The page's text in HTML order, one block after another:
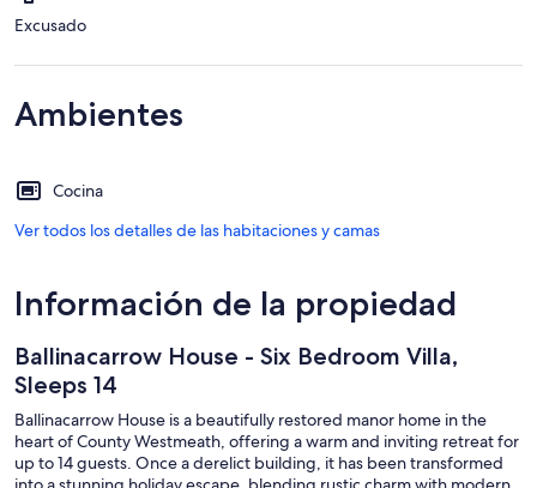
Excusado
Ambientes
Cocina
Ver todos los detalles de las habitaciones y camas
Información de la propiedad
Ballinacarrow House - Six Bedroom Villa,
Sleeps 14
Ballinacarrow House is a beautifully restored manor home in the
heart of County Westmeath, offering a warm and inviting retreat for
up to 14 guests. Once a derelict building, it has been transformed